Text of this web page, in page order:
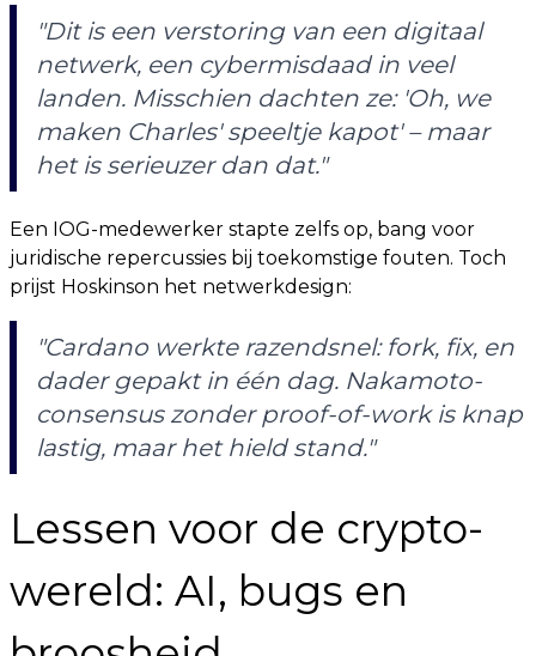
"Dit is een verstoring van een digitaal
netwerk, een cybermisdaad in veel
landen. Misschien dachten ze: 'Oh, we
maken Charles' speeltje kapot' – maar
het is serieuzer dan dat."
Een IOG-medewerker stapte zelfs op, bang voor
juridische repercussies bij toekomstige fouten. Toch
prijst Hoskinson het netwerkdesign:
"Cardano werkte razendsnel: fork, fix, en
dader gepakt in één dag. Nakamoto-
consensus zonder proof-of-work is knap
lastig, maar het hield stand."
Lessen voor de crypto-
wereld: AI, bugs en